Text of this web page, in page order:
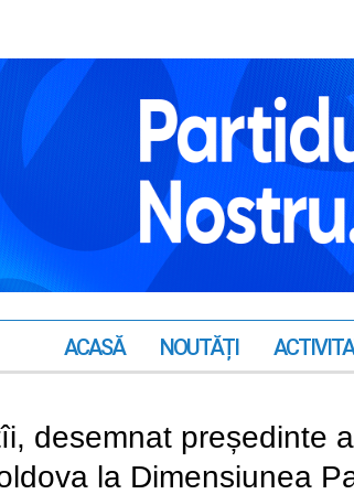
ACASĂ NOUTĂȚI
desemnat președinte
la Dimensiunea